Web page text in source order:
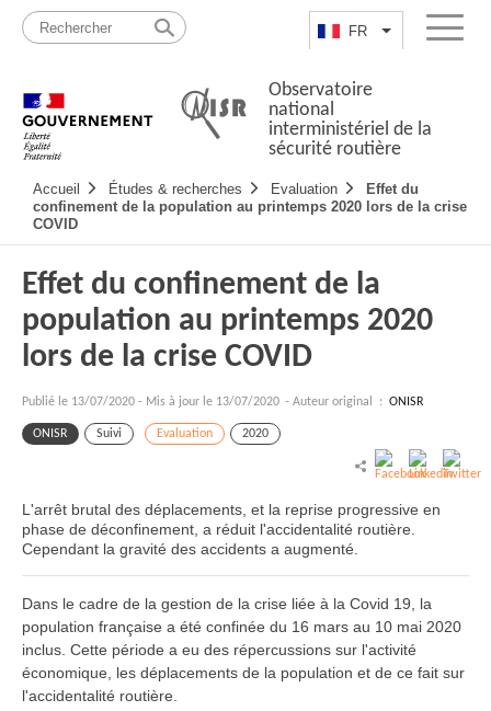
Passer
contenu
FR Lister lesMenu
Observatoire
national
interministériel de la
sécurité routière
principale
Accueil Études & recherches Evaluation
Effet du
confinement de la population au printemps 2020 lors de la crise
COVID
Effet du confinement de la
population au printemps 2020
lors de la crise COVID
Publié le 13/07/2020 - Mis à jour le 13/07/2020 - Auteur original : ONISR
ONISR Suivi Evaluation 2020
L'arrêt brutal des déplacements, et la reprise progressive en
phase de déconfinement, a réduit l'accidentalité routière.
Cependant la gravité des accidents a augmenté.
Dans le cadre de la gestion de la crise liée à la Covid 19, la
population française a été confinée du 16 mars au 10 mai 2020
inclus. Cette période a eu des répercussions sur l'activité
économique, les déplacements de la population et de ce fait sur
l'accidentalité routière.